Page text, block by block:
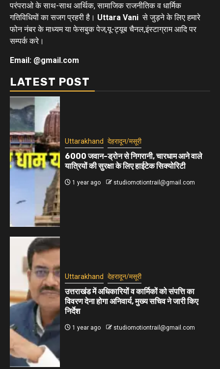
परंपराओ के साथ-साथ आर्थिक, सामाजिक राजनीतिक व धार्मिक
गतिविधियों का सजग प्रहरी है। Uttara Vani से जुड़ने के लिए हमारे
फोन नंबर के माध्यम या फेसबुक पेज,यू-ट्यूब चैनल,इंस्टाग्राम आदि पर
सम्पर्क करे।
Email: @gmail.com
LATEST POST
Uttarakhand देहरादून/मसूरी
6000 जवान-ड्रोन से निगरानी, चारधाम आने वाले
यात्रियों की सुरक्षा के लिए हाईटेक सिक्योरिटी
1 year ago studiomotiontrail@gmail.com
Uttarakhand देहरादून/मसूरी
उत्तराखंड में अधिकारियों व कार्मिकों को संपत्ति का
विवरण देना होगा अनिवार्य, मुख्य सचिव ने जारी किए
निर्देश
1 year ago studiomotiontrail@gmail.com